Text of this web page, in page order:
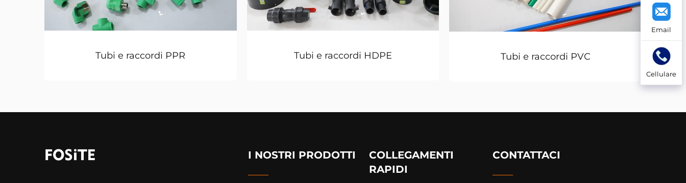
Tubi e raccordi PPR Tubi e raccordi HDPE Tubi e raccordi PVC
Email
Cellulare
I NOSTRI PRODOTTI
COLLEGAMENTI
RAPIDI
CONTATTACI